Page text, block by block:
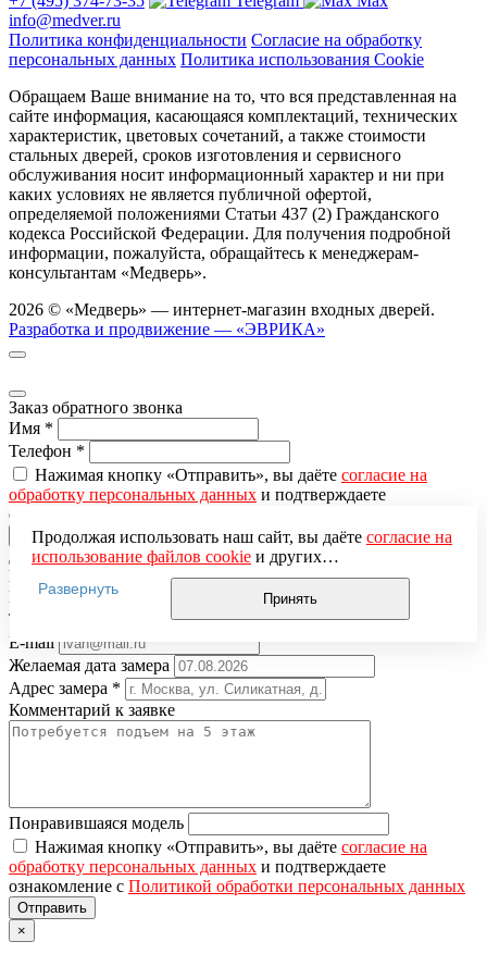
info@medver.ru
Политика конфиденциальности Согласие на обработку
персональных данных Политика использования Cookie
Обращаем Ваше внимание на то, что вся представленная на
сайте информация, касающаяся комплектаций, технических
характеристик, цветовых сочетаний, а также стоимости
стальных дверей, сроков изготовления и сервисного
обслуживания носит информационный характер и ни при
каких условиях не является публичной офертой,
определяемой положениями Статьи 437 (2) Гражданского
кодекса Российской Федерации. Для получения подробной
информации, пожалуйста, обращайтесь к менеджерам-
консультантам «Медверь».
2026 © «Медверь» — интернет-магазин входных дверей.
Разработка и продвижение — «ЭВРИКА»
Заказ обратного звонка
Имя *
Телефон *
Нажимая кнопку «Отправить», вы даёте согласие на
обработку персональных данных и подтверждаете
ознакомление с
Вызов замерщика
Имя*
Телефон
E-mail
Желаемая дата замера
Адрес замера *
Комментарий к заявке
Понравившаяся модель
Нажимая кнопку «Отправить», вы даёте согласие на
обработку персональных данных и подтверждаете
ознакомление с Политикой обработки персональных данных
Продолжая использовать наш сайт, вы даёте согласие на
использование файлов cookieи других
пользовательских данных (включая IP-адрес, сведения о
местоположении, устройстве, действиях на сайте и т. п.)
для функционирования сайта, проведения
использования систем аналитики (например,
Яндекс.Метрика), в соответствии с нашейПолитикой
обработки персональных данных.
Если вы не хотите, чтобы ваши данные обрабатывались,
настройте ограничения в браузере или покиньте сайт.
Развернуть
Принять
×